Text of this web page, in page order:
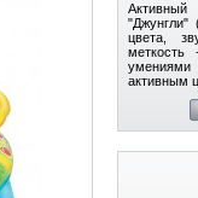
цвета,
активным